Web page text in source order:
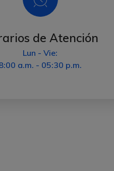
de Atención
Lun - Vie:
a.m. - 05:30 p.m.